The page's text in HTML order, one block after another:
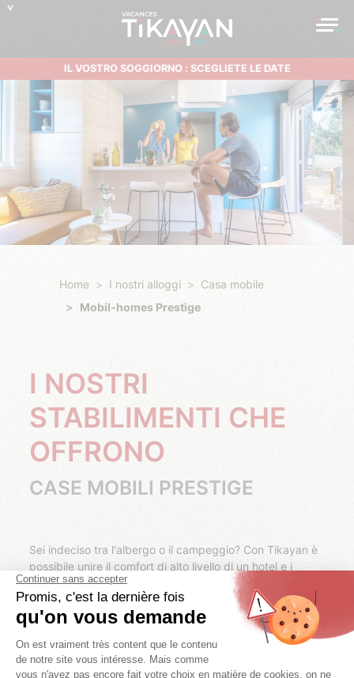
IL VOSTRO SOGGIORNO : SCEGLIETE LE DATE
Home I nostri alloggi
Casa mobile
Mobil-homes Prestige
I NOSTRI
STABILIMENTI CHE
OFFRONO
CASE MOBILI PRESTIGE
Sei indeciso tra l'albergo o il campeggio? Con Tikayan è
possibile unire il comfort di alto livello di un hotel e i
servizi di un campeggio grazie alla tua casa mobile
Prestige. Il vostro alloggio confortevole e spazioso
include tutti i comfort necessari per un soggiorno da
sogno: ampio soggiorno con televisione e divano, cucina
completamente attrezzata con lavastoviglie, bellissimo
bagno, terrazza soleggiata, ecc.